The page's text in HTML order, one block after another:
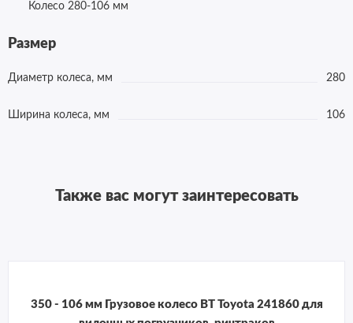
Колесо 280-106 мм
Размер
Диаметр колеса, мм 280
Ширина колеса, мм 106
Также вас могут заинтересовать
350 - 106 мм Грузовое колесо BT Toyota 241860 для